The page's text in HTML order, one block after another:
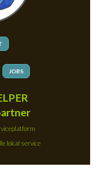
JOBS
lokal service